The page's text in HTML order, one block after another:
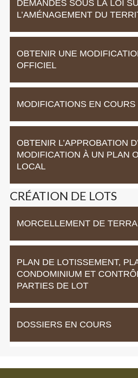
DEMANDES SOUS LA LOI
L’AMÉNAGEMENT DU
OBTENIR UNE
OFFICIEL
MODIFICATIONS EN COURS
OBTENIR L’APPROBATION
MODIFICATION À UN PLAN
LOCAL
CRÉATION DE LOTS
MORCELLEMENT DE
PLAN DE LOTISSEMENT,
CONDOMINIUM ET
PARTIES DE LOT
DOSSIERS EN COURS